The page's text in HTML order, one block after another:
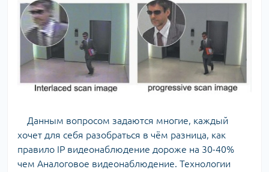
Данным вопросом задаются многие, каждый
хочет для себя разобраться в чём разница, как
правило IP видеонаблюдение дороже на 30-40%
чем Аналоговое видеонаблюдение. Технологии